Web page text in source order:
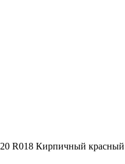
R018 Кирпичный